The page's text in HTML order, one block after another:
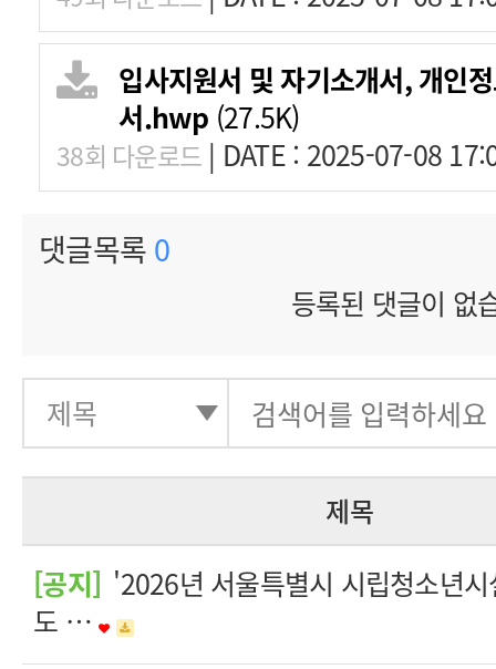
입사지원서 및 자기소개서, 개인
서.hwp (27.5K)
38회 다운로드 | DATE : 2025-07-08
댓글목록 0
등록된 댓글이 없
제목
[공지] '2026년 서울특별시 시립청소년
도 …